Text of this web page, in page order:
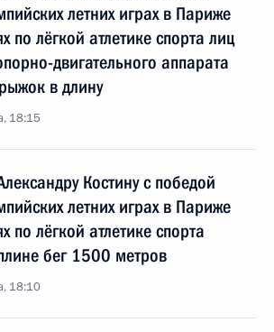
летних играх в Париже
по лёгкой атлетике спорта лиц
двигательного аппарата
в длину
18:15
Костину с победой
летних играх в Париже
по лёгкой атлетике спорта
бег 1500 метров
18:10